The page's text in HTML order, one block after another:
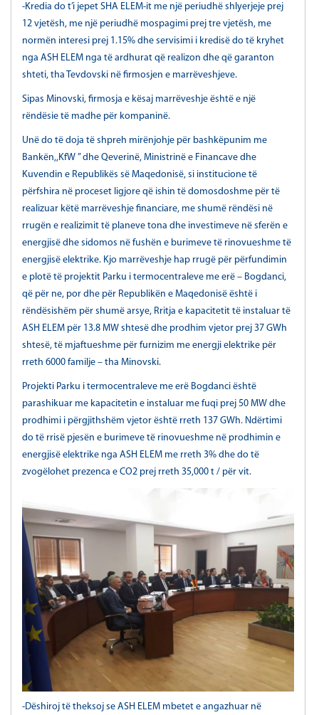
-Kredia do t’i jepet SHA ELEM-it me një periudhë shlyerjeje prej
12 vjetësh, me një periudhë mospagimi prej tre vjetësh, me
normën interesi prej 1.15% dhe servisimi i kredisë do të kryhet
nga ASH ELEM nga të ardhurat që realizon dhe që garanton
shteti, tha Tevdovski në firmosjen e marrëveshjeve.
Sipas Minovski, firmosja e kësaj marrëveshje është e një
rëndësie të madhe për kompaninë.
Unë do të doja të shpreh mirënjohje për bashkëpunim me
Bankën,,KfW ” dhe Qeverinë, Ministrinë e Financave dhe
Kuvendin e Republikës së Maqedonisë, si institucione të
përfshira në proceset ligjore që ishin të domosdoshme për të
realizuar këtë marrëveshje financiare, me shumë rëndësi në
rrugën e realizimit të planeve tona dhe investimeve në sferën e
energjisë dhe sidomos në fushën e burimeve të rinovueshme të
energjisë elektrike. Kjo marrëveshje hap rrugë për përfundimin
e plotë të projektit Parku i termocentraleve me erë – Bogdanci,
që për ne, por dhe për Republikën e Maqedonisë është i
rëndësishëm për shumë arsye, Rritja e kapacitetit të instaluar të
ASH ELEM për 13.8 MW shtesë dhe prodhim vjetor prej 37 GWh
shtesë, të mjaftueshme për furnizim me energji elektrike për
rreth 6000 familje – tha Minovski.
Projekti Parku i termocentraleve me erë Bogdanci është
parashikuar me kapacitetin e instaluar me fuqi prej 50 MW dhe
prodhimi i përgjithshëm vjetor është rreth 137 GWh. Ndërtimi
do të rrisë pjesën e burimeve të rinovueshme në prodhimin e
energjisë elektrike nga ASH ELEM me rreth 3% dhe do të
zvogëlohet prezenca e CO2 prej rreth 35,000 t / për vit.
-Dëshiroj të theksoj se ASH ELEM mbetet e angazhuar në